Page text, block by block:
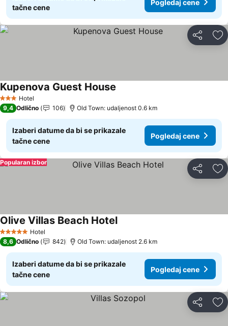
tačne cene
Pogledaj cene
Deli
3 Zvezdice
Hotel
Kupenova Guest House
9,4 Odlično 106 Old Town: udaljenost 0.6 km
Izaberi datume da bi se prikazale
tačne cene
Pogledaj cene
Deli
Popularan izbor
5 ZvezdiceHotel
Olive Villas Beach Hotel
8,6 Odlično 842 Old Town: udaljenost 2.6 km
Izaberi datume da bi se prikazale
tačne cene
Pogledaj cene
Deli